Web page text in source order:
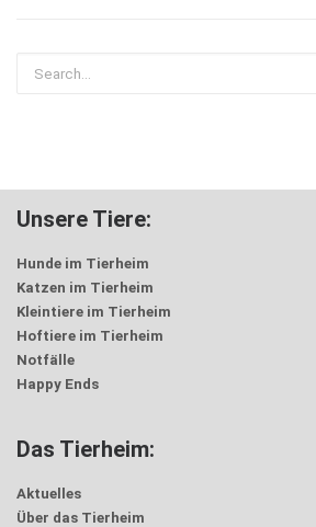
Unsere Tiere:
Hunde im Tierheim
Katzen im Tierheim
Kleintiere im Tierheim
Hoftiere im Tierheim
Notfälle
Happy Ends
Das Tierheim:
Aktuelles
Über das Tierheim